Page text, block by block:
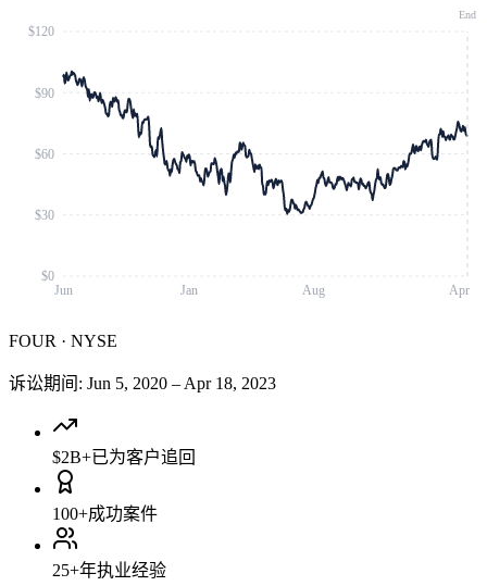
Jun Jan Aug Apr
$0
$30
$60
$90
$120
End
FOUR · NYSE
诉讼期间 : Jun 5, 2020 – Apr 18, 2023
$2B+已为客户追回
100+成功案件
25+年执业经验